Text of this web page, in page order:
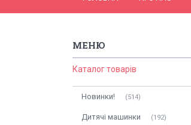
Каталог товарів
Новинки! 514
Дитячі машинки 192